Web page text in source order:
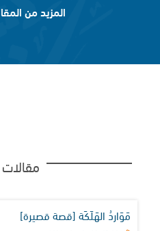
المزيد من
مقالات
مَوَاردُ الهَلَكَة [قصة قصيرة]